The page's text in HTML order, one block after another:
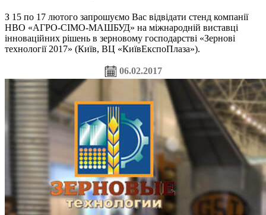
З 15 по 17 лютого запрошуємо Вас відвідати стенд компанії
НВО «АГРО-СІМО-МАШБУД» на міжнародній виставці
інноваційних рішень в зерновому господарстві «Зернові
технології 2017» (Київ, ВЦ «КиївЕкспоПлаза»).
06.02.2017